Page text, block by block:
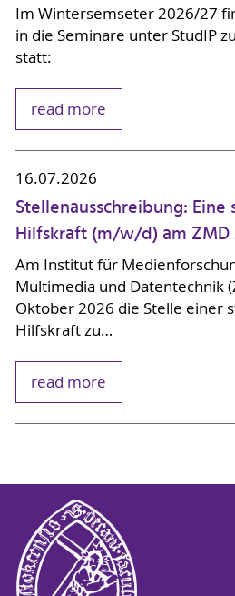
Im Wintersemseter 2026/27
in die Seminare unter StudIP
statt:
read more
16.07.2026
Stellenausschreibung:
Hilfskraft (m/w/d) am ZMD
Am Institut für
Multimedia und Datentechnik
Oktober 2026 die Stelle einer
Hilfskraft zu…
read more